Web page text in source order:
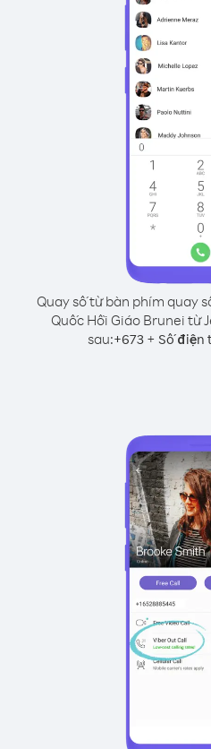
Quay số từ bàn phím quay
Quốc Hồi Giáo Brunei từ
sau:+673 + Số điện